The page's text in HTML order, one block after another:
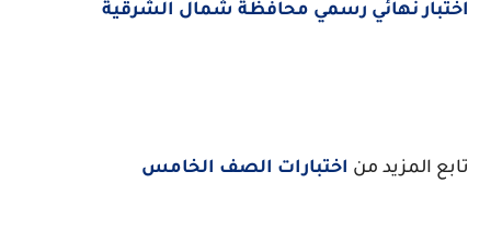
اختبار نهائي رسمي محافظة شمال الشرقية
تابع المزيد من اختبارات الصف الخامس